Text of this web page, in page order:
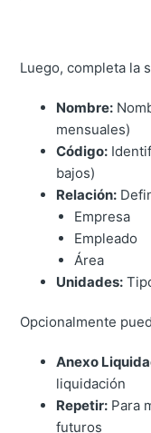
Luego, completa la
Nombre:
mensuales)
Código:
bajos)
Relación:
Empresa
Empleado
Área
Unidades:
Opcionalmente
Anexo
liquidación
Repetir: Para
futuros